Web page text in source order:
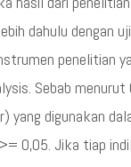
dahulu dengan
penelitian
Sebab menurut
yang digunakan
0,05. Jika tiap